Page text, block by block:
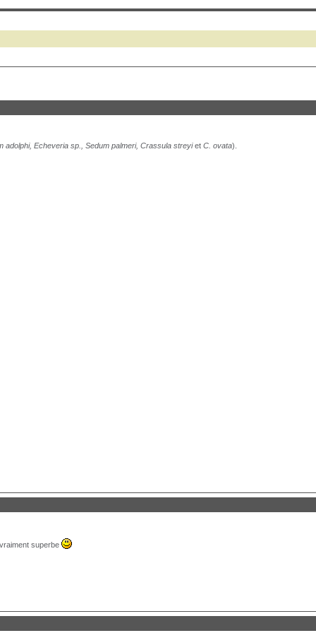
adolphi, Echeveria sp., Sedum palmeri, Crassula streyiet C. ovata).
superbe